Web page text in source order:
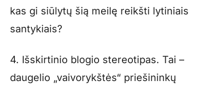
kas gi siūlytų šią meilę reikšti lytiniais
santykiais?
4. Išskirtinio blogio stereotipas. Tai –
daugelio „vaivorykštės“ priešininkų